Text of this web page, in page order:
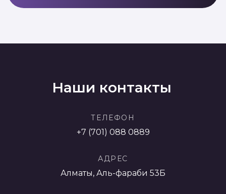
Наши контакты
ТЕЛЕФОН
+7 (701) 088 0889
АДРЕС
Алматы, Аль-фараби 53Б